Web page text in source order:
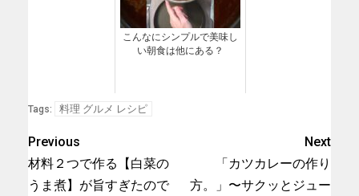
こんなにシンプルで美味し
い朝食は他にある？
Tags: 料理 グルメ レシピ
Previous
材料２つで作る【白菜の
うま煮】が旨すぎたので
Next
「カツカレーの作り
方。」〜サクッとジュー